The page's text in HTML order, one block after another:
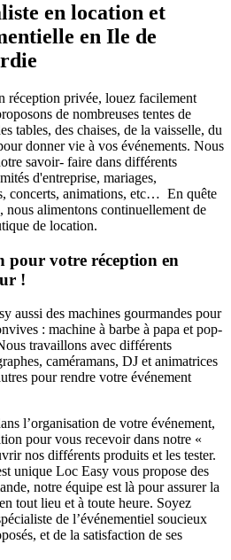
en location et
en Ile de
réception privée, louez facilement
de nombreuses tentes de
tables, des chaises, de la vaisselle, du
donner vie à vos événements. Nous
savoir- faire dans différents
d'entreprise, mariages,
concerts, animations, etc… En quête
nous alimentons continuellement de
de location.
pour votre réception en
!
aussi des machines gourmandes pour
: machine à barbe à papa et pop-
travaillons avec différents
caméramans, DJ et animatrices
pour rendre votre événement
l’organisation de votre événement,
pour vous recevoir dans notre «
nos différents produits et les tester.
unique Loc Easy vous propose des
notre équipe est là pour assurer la
tout lieu et à toute heure. Soyez
de l’événementiel soucieux
et de la satisfaction de ses